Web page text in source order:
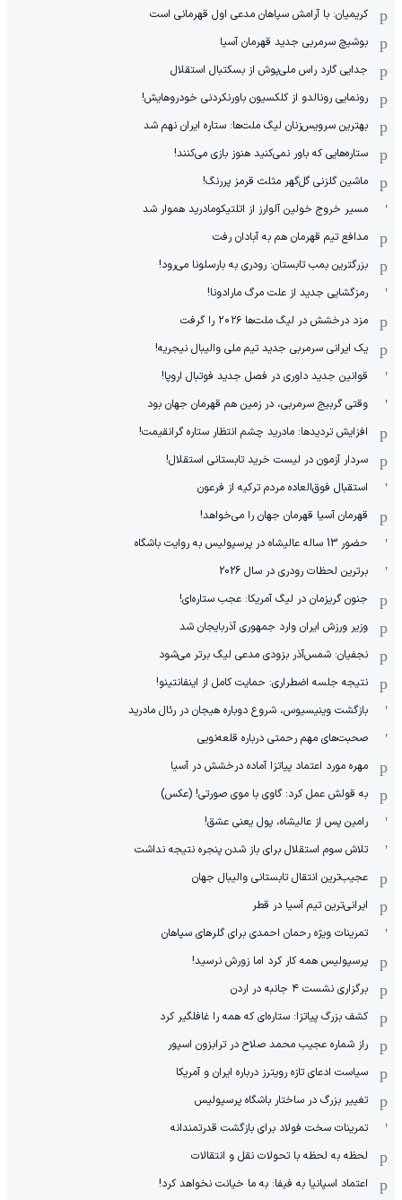
کریمیان: با آرامش سپاهان مدعی اول قهرمانی است
بوشیچ سرمربی جدید قهرمان آسیا
جدایی گارد راس ملی‌پوش از بسکتبال استقلال
رونمایی رونالدو از کلکسیون باورنکردنی خودروهایش!
بهترین سرویس‌زنان لیگ ملت‌ها: ستاره ایران نهم شد
ستاره‌هایی که باور نمی‌کنید هنوز بازی می‌کنند!
ماشین گلزنی گل‌گهر مثلث قرمز پررنگ!
مسیر خروج خولین آلوارز از اتلتیکومادرید هموار شد
مدافع تیم قهرمان هم به آبادان رفت
بزرگترین بمب تابستان: رودری به بارسلونا می‌رود!
رمزگشایی جدید از علت مرگ مارادونا!
مزد درخشش در لیگ ملت‌ها ٢٠٢۶ را گرفت
یک ایرانی سرمربی جدید تیم ملی والیبال نیجریه!
قوانین جدید داوری در فصل جدید فوتبال اروپا!
وقتی گربیج سرمربی، در زمین هم قهرمان جهان بود
افزایش تردیدها: مادرید چشم انتظار ستاره گرانقیمت!
سردار آزمون در لیست خرید تابستانی استقلال!
استقبال فوق‌‌العاده مردم ترکیه از فرعون
قهرمان آسیا قهرمان جهان را می‌خواهد!
حضور 13 ساله عالیشاه در پرسپولیس به روایت باشگاه
برترین لحظات رودری در سال 2026
جنون گریزمان در لیگ آمریکا: عجب ستاره‌ای!
وزیر ورزش ایران وارد جمهوری آذربایجان شد
نجفیان: شمس‌آذر بزودی مدعی لیگ برتر می‌شود
نتیجه جلسه اضطراری: حمایت کامل از اینفانتینو!
بازگشت وینیسیوس، شروع دوباره هیجان در رئال مادرید
صحبت‌های مهم رحمتی درباره قلعه‌نویی
مهره مورد اعتماد پیاتزا آماده درخشش در آسیا
به قولش عمل کرد: گاوی با موی صورتی! (عکس)
رامین پس از عالیشاه، پول یعنی عشق!
تلاش سوم استقلال برای باز شدن پنجره نتیجه نداشت
عجیب‌ترین انتقال تابستانی والیبال جهان
ایرانی‌ترین تیم آسیا در قطر
تمرینات ویژه رحمان احمدی برای گلرهای سپاهان
پرسپولیس همه کار کرد اما زورش نرسید!
برگزاری نشست ۴ جانبه در اردن
کشف بزرگ پیاتزا: ستاره‌ای که همه را غافلگیر کرد
راز شماره عجیب محمد صلاح در ترابزون اسپور
سیاست ادعای تازه رویترز درباره ایران و آمریکا
تغییر بزرگ در ساختار باشگاه پرسپولیس
تمرینات سخت فولاد برای بازگشت قدرتمندانه
لحظه به لحظه با تحولات نقل و انتقالات
اعتماد اسپانیا به فیفا: به ما خیانت نخواهد کرد!